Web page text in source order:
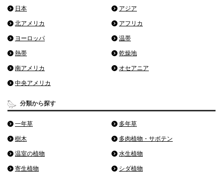
日本 アジア
北アメリカ アフリカ
ヨーロッパ 温帯
熱帯 乾燥地
南アメリカ オセアニア
中央アメリカ
分類から探す
一年草 多年草
樹木 多肉植物・サボテン
温室の植物 水生植物
寄生植物 シダ植物